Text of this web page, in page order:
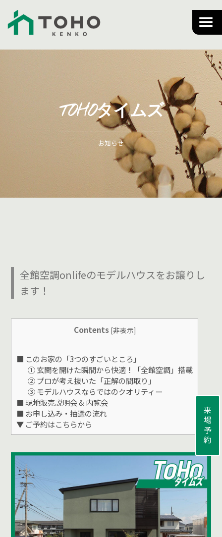
来場予約
TOHOタイムズ
お知らせ
全館空調onlifeのモデルハウスをお譲りし
ます！
Contents [非表示]
■ このお家の「3つのすごいところ」
① 玄関を開けた瞬間から快適！「全館空調」搭載
② プロが考え抜いた「正解の間取り」
③ モデルハウスならではのクオリティー
■ 現地販売説明会 & 内覧会
■ お申し込み・抽選の流れ
▼ ご予約はこちらから